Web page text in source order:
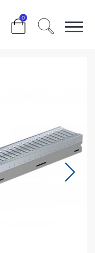
0
RENNE L=1000MM